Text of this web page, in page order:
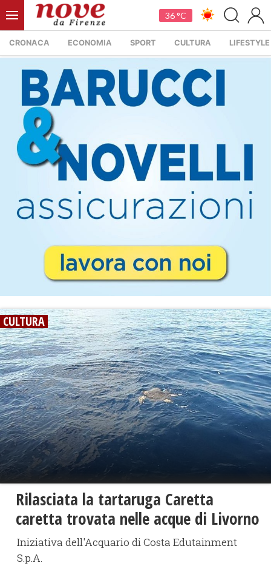
36 °C
CRONACA ECONOMIA SPORT CULTURA LIFESTYLE
CULTURA
Rilasciata la tartaruga Caretta
caretta trovata nelle acque di Livorno
Iniziativa dell'Acquario di Costa Edutainment
S.p.A.